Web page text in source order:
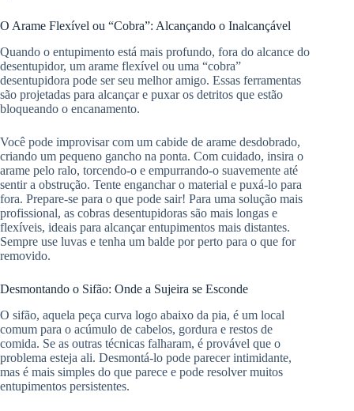
O Arame Flexível ou “Cobra”: Alcançando o Inalcançável
Quando o entupimento está mais profundo, fora do alcance do
desentupidor, um arame flexível ou uma “cobra”
desentupidora pode ser seu melhor amigo. Essas ferramentas
são projetadas para alcançar e puxar os detritos que estão
bloqueando o encanamento.
Você pode improvisar com um cabide de arame desdobrado,
criando um pequeno gancho na ponta. Com cuidado, insira o
arame pelo ralo, torcendo-o e empurrando-o suavemente até
sentir a obstrução. Tente enganchar o material e puxá-lo para
fora. Prepare-se para o que pode sair! Para uma solução mais
profissional, as cobras desentupidoras são mais longas e
flexíveis, ideais para alcançar entupimentos mais distantes.
Sempre use luvas e tenha um balde por perto para o que for
removido.
Desmontando o Sifão: Onde a Sujeira se Esconde
O sifão, aquela peça curva logo abaixo da pia, é um local
comum para o acúmulo de cabelos, gordura e restos de
comida. Se as outras técnicas falharam, é provável que o
problema esteja ali. Desmontá-lo pode parecer intimidante,
mas é mais simples do que parece e pode resolver muitos
entupimentos persistentes.